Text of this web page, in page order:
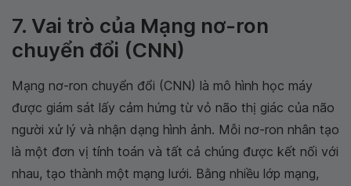
7. Vai trò của Mạng nơ-ron
chuyển đổi (CNN)
Mạng nơ-ron chuyển đổi (CNN) là mô hình học máy
được giám sát lấy cảm hứng từ vỏ não thị giác của não
người xử lý và nhận dạng hình ảnh. Mỗi nơ-ron nhân tạo
là một đơn vị tính toán và tất cả chúng được kết nối với
nhau, tạo thành một mạng lưới. Bằng nhiều lớp mạng,